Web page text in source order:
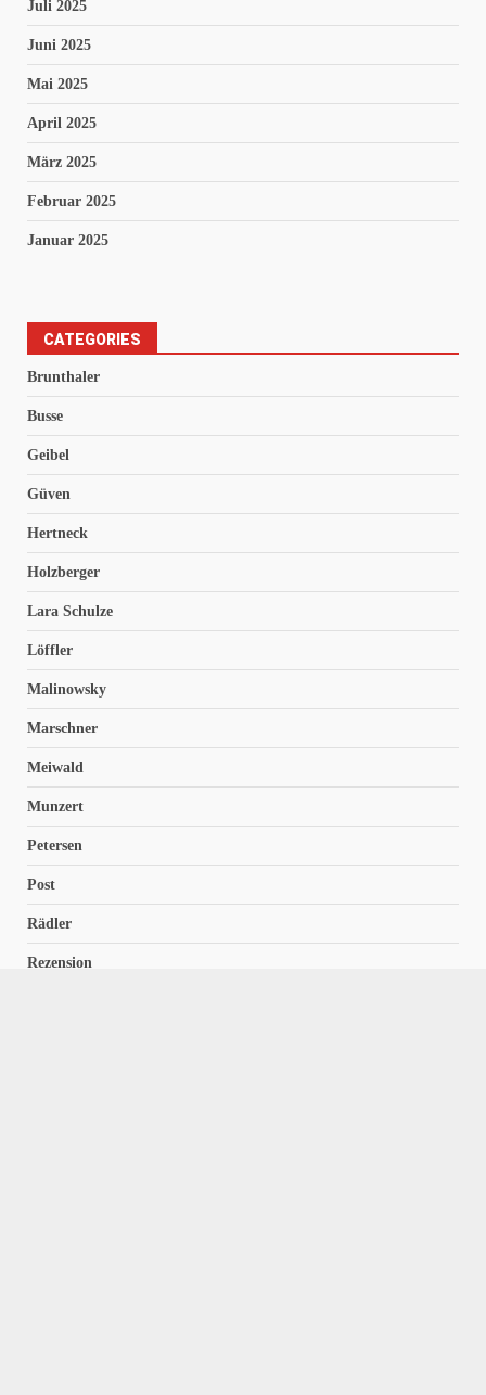
Juli 2025
Juni 2025
Mai 2025
April 2025
März 2025
Februar 2025
Januar 2025
CATEGORIES
Brunthaler
Busse
Geibel
Güven
Hertneck
Holzberger
Lara Schulze
Löffler
Malinowsky
Marschner
Meiwald
Munzert
Petersen
Post
Rädler
Rezension